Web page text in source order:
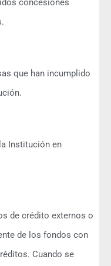
concesiones
que han incumplido
Institución en
de crédito externos o
de los fondos con
Cuando se